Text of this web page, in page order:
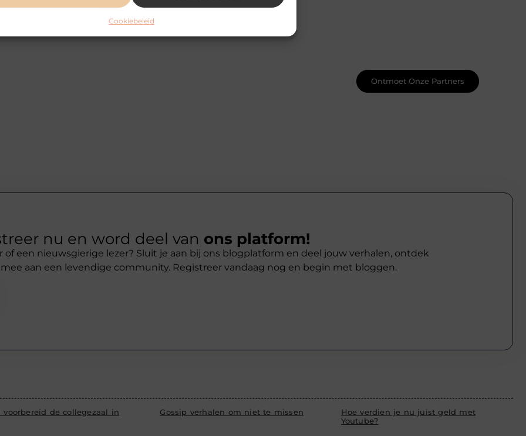
Cookiebeleid
Ontmoet Onze Partners
nu en word deel van ons platform!
of een nieuwsgierige lezer? Sluit je aan bij ons blogplatform en deel jouw verhalen, ontdek
aan een levendige community. Registreer vandaag nog en begin met bloggen.
voorbereid de collegezaal in Gossip verhalen om niet te missen
Hoe verdien je nu juist geld met
Youtube?